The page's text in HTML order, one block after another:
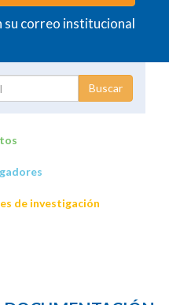
su correo institucional
de investigación